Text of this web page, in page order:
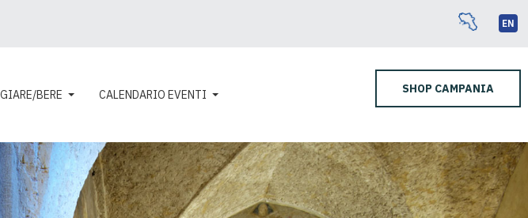
EN
BERE CALENDARIO EVENTI SHOP CAMPANIA